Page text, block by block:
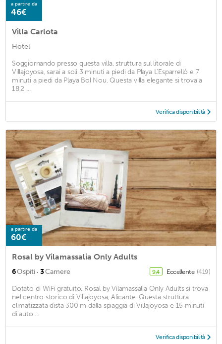
a partire da
46€
Villa Carlota
Hotel
Soggiornando presso questa villa, struttura sul litorale di
Villajoyosa, sarai a soli 3 minuti a piedi da Playa L'Esparrelló e 7
minuti a piedi da Playa Bol Nou. Questa villa elegante si trova a
18,2 ...
Verifica disponibilità
a partire da
60€
Rosal by Vilamassalia Only Adults
6Ospiti · 3Camere 9,4 Eccellente (419)
Dotato di WiFi gratuito, Rosal by Vilamassalia Only Adults si trova
nel centro storico di Villajoyosa, Alicante. Questa struttura
climatizzata dista 300 m dalla spiaggia di Villajoyosa e 15 minuti
di auto ...
Verifica disponibilità